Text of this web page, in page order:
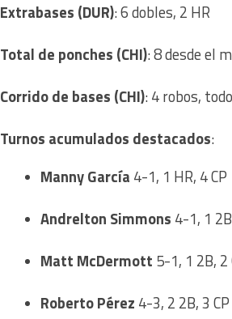
Extrabases (DUR): 6 dobles, 2 HR
Total de ponches (CHI): 8 desde el
Corrido de bases (CHI): 4 robos,
Turnos acumulados destacados:
Manny García 4-1, 1 HR, 4 CP
Andrelton Simmons 4-1, 1
Matt McDermott 5-1, 1 2B, 2
Roberto Pérez 4-3, 2 2B, 3 CP